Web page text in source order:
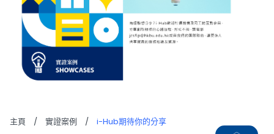
主頁 / 實證案例 / i-Hub期待你的分享